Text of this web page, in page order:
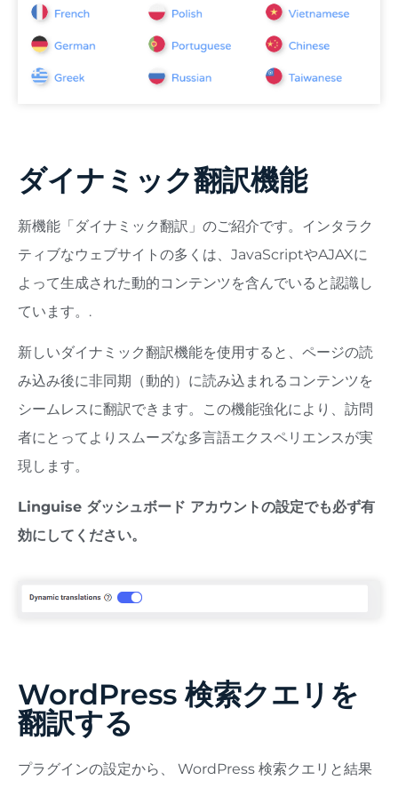
ダイナミック翻訳機能
新機能「ダイナミック翻訳」のご紹介です。インタラク
ティブなウェブサイトの多くは、JavaScriptやAJAXに
よって生成された動的コンテンツを含んでいると認識し
ています。.
新しいダイナミック翻訳機能を使用すると、ページの読
み込み後に非同期（動的）に読み込まれるコンテンツを
シームレスに翻訳できます。この機能強化により、訪問
者にとってよりスムーズな多言語エクスペリエンスが実
現します。
Linguise ダッシュボード アカウントの設定でも必ず有
効にしてください。
WordPress 検索クエリを
翻訳する
プラグインの設定から、 WordPress 検索クエリと結果